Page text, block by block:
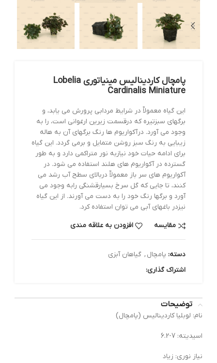
پامچال کاردینالیس مینیاتوری Lobelia
Cardinalis Miniature
این گیاه معمولاٌ در شرایط مردابی پرورش می یابد، و
برگهای سبزتیره که درقسمت زیرین ارغوانی است، را به
وجود می آورد. درآکواریوم ها رنگ برگهای آن به هاله
زیبایی به رنگ سبز روشن متمایل و برمی گردد. این گیاه
برای ادامه حیات خود نیازبه نور متراکمی دارد و به طور
گسترده در آکواریوم های هلند استفاده می شود. در
آکواریوم های سر باز معمولاٌ دربالای سطح آب رشد می
کنند، تا جایی که گل سرخ بسیارقشنگی رابه وجود می
آورد و برگها رنگ خود را به دست می آورند. از این گیاه
نیزدر باغهای آبی می توان استفاده کرد.
مقایسه افزودن به علاقه مندی
دسته: پامچال , گیاهان آبزی
اشتراک گذاری:
توضیحات
نام: لوبلیا کاردینالیس (پامچال)
اسیدیته: 7-6.2
نیاز نوری: زیاد